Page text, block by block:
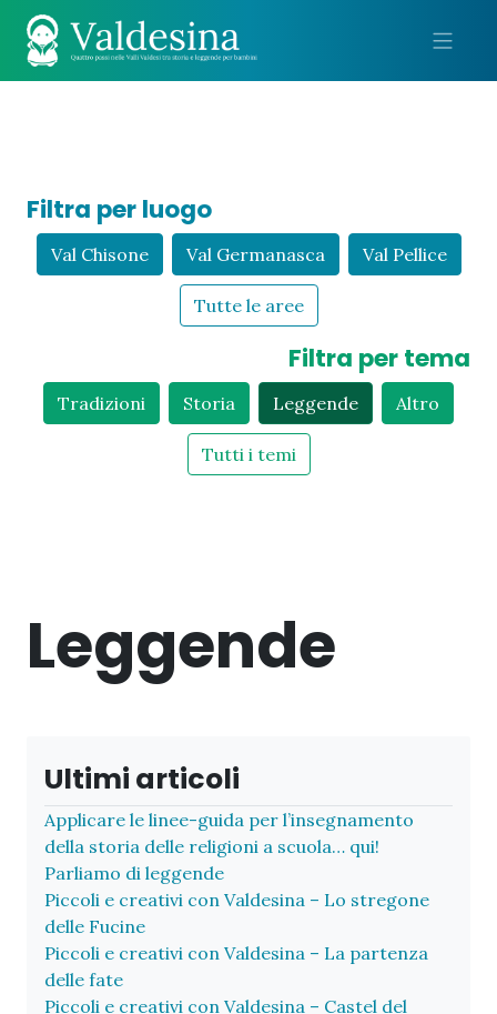
Filtra per luogo
Val Chisone Val Germanasca Val Pellice
Tutte le aree
Filtra per tema
Tradizioni Storia Leggende Altro
Tutti i temi
Leggende
Ultimi articoli
Applicare le linee-guida per l’insegnamento
della storia delle religioni a scuola… qui!
Parliamo di leggende
Piccoli e creativi con Valdesina – Lo stregone
delle Fucine
Piccoli e creativi con Valdesina – La partenza
delle fate
Piccoli e creativi con Valdesina – Castel del